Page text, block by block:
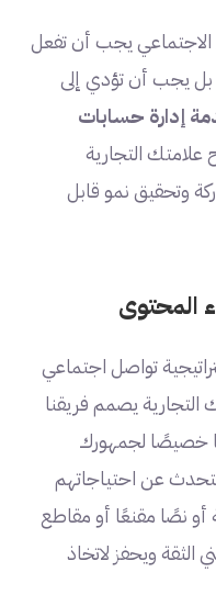
الاجتماعي يجب أن تفعل
بل يجب أن تؤدي إلى
إدارة حسابات
علامتك التجارية
وتحقيق نمو قابل
المحتوى
تواصل اجتماعي
يصمم فريقنا
خصيصًا لجمهورك
عن احتياجاتهم
أو نصًا مقنعًا أو مقاطع
الثقة ويحفز لاتخاذ